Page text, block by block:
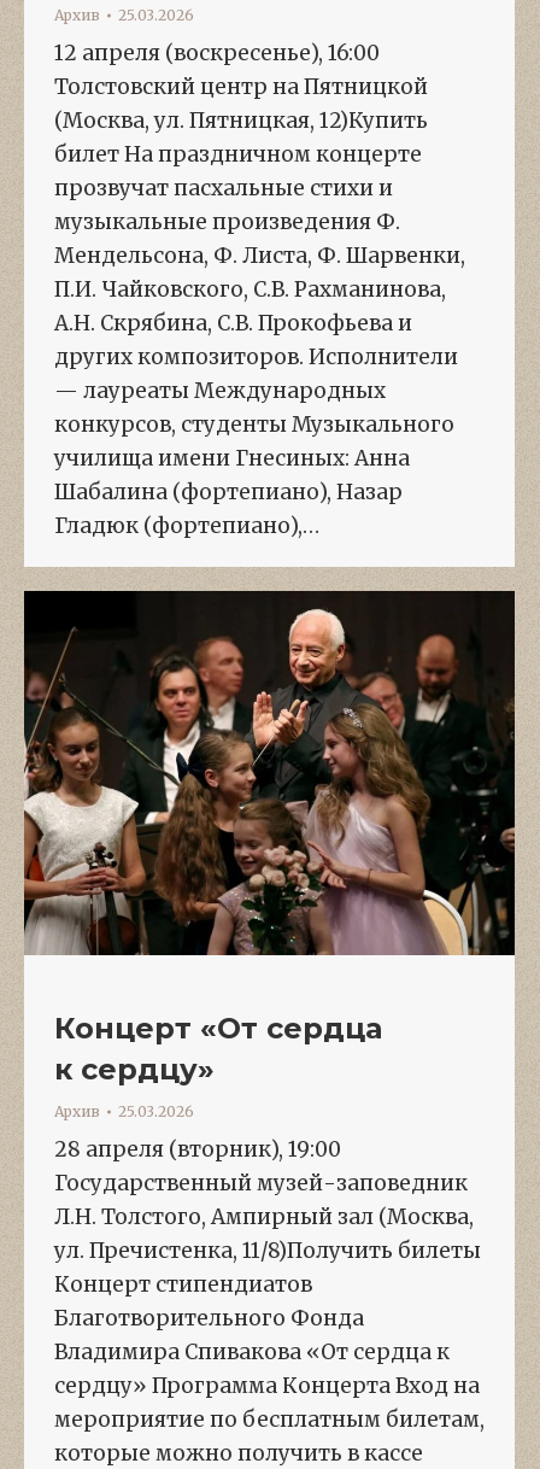
Архив 25.03.2026
12 апреля (воскресенье), 16:00
Толстовский центр на Пятницкой
(Москва, ул. Пятницкая, 12)Купить
билет На праздничном концерте
прозвучат пасхальные стихи и
музыкальные произведения Ф.
Мендельсона, Ф. Листа, Ф. Шарвенки,
П.И. Чайковского, С.В. Рахманинова,
А.Н. Скрябина, С.В. Прокофьева и
других композиторов. Исполнители
— лауреаты Международных
конкурсов, студенты Музыкального
училища имени Гнесиных: Анна
Шабалина (фортепиано), Назар
Гладюк (фортепиано),…
Концерт «От сердца
к сердцу»
Архив 25.03.2026
28 апреля (вторник), 19:00
Государственный музей-заповедник
Л.Н. Толстого, Ампирный зал (Москва,
ул. Пречистенка, 11/8)Получить билеты
Концерт стипендиатов
Благотворительного Фонда
Владимира Спивакова «От сердца к
сердцу» Программа Концерта Вход на
мероприятие по бесплатным билетам,
которые можно получить в кассе